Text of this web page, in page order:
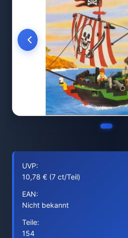
UVP:
10,78 € (7 ct/Teil)
EAN:
Nicht bekannt
Teile:
154